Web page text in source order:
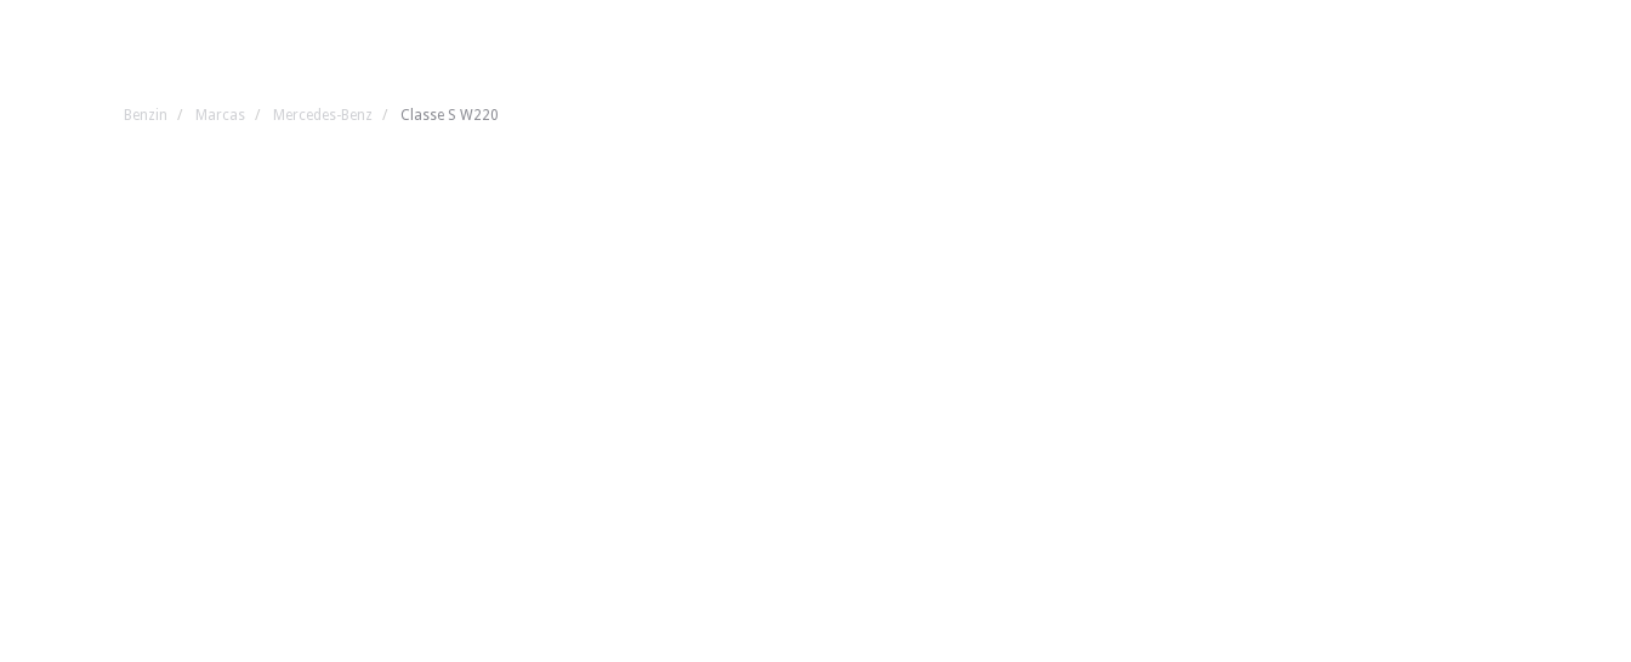
Benzin Marcas Mercedes-Benz Classe S W220